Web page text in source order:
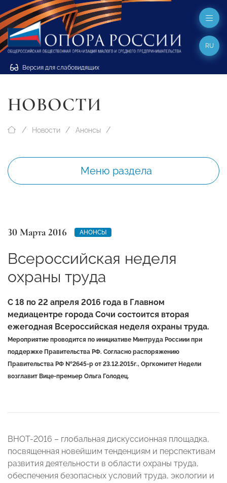
Версия для слабовидящих
RU
НОВОСТИ
Новости Анонсы
Меню раздела
30 Марта 2016 АНОНСЫ
Всероссийская неделя
охраны труда
С 18 по 22 апреля 2016 года в Главном
медиацентре города Сочи состоится вторая
ежегодная Всероссийская неделя охраны труда.
Мероприятие проводится по инициативе Минтруда Россиии при
поддержке Правительства РФ. Согласно распоряжению
Правительства РФ №2645-р от 23.12.2015г., Оргкомитет Недели
возглавит Вице-премьер Ольга Голодец.
ВНОТ-2016 – глобальная дискуссионная площадка,
посвященная новейшим тенденциям и перспективам
развития деятельности в области охраны труда,
обеспечения безопасных условий труда, экологии и